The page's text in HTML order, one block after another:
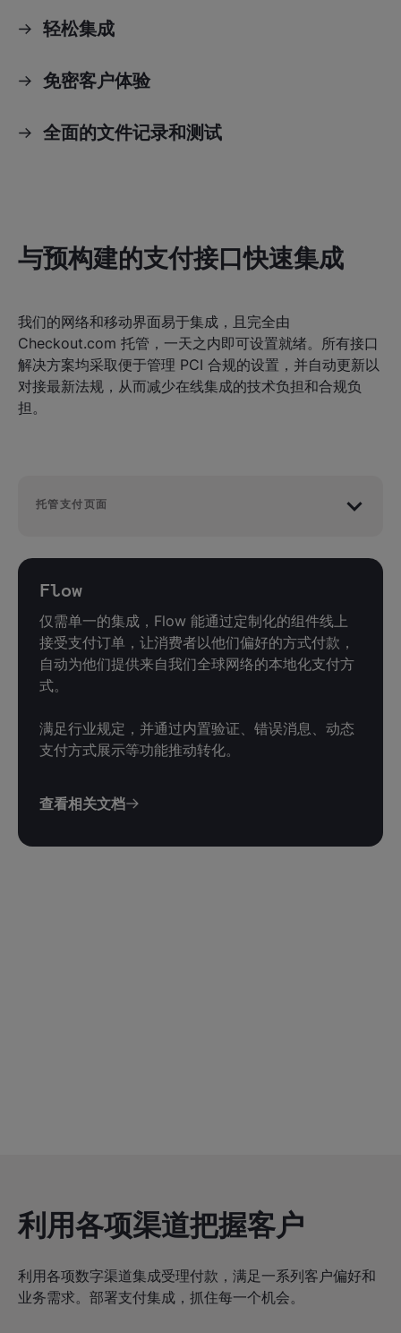
轻松集成
免密客户体验
全面的文件记录和测试
与预构建的支付接口快速集成
我们的网络和移动界面易于集成，且完全由
Checkout.com 托管，一天之内即可设置就绪。所有接口
解决方案均采取便于管理 PCI 合规的设置，并自动更新以
对接最新法规，从而减少在线集成的技术负担和合规负
担。
托管支付页面
Flow
仅需单一的集成，Flow 能通过定制化的组件线上
接受支付订单，让消费者以他们偏好的方式付款，
自动为他们提供来自我们全球网络的本地化支付方
式。
满足行业规定，并通过内置验证、错误消息、动态
支付方式展示等功能推动转化。
查看相关文档
利用各项渠道把握客户
利用各项数字渠道集成受理付款，满足一系列客户偏好和
业务需求。部署支付集成，抓住每一个机会。